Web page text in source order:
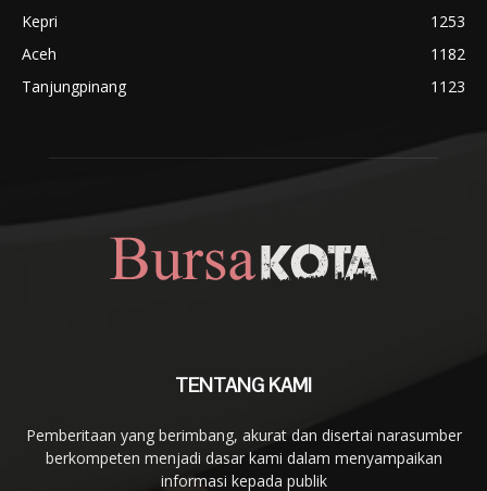
Kepri
1253
Aceh
1182
Tanjungpinang
1123
TENTANG KAMI
Pemberitaan yang berimbang, akurat dan disertai narasumber
berkompeten menjadi dasar kami dalam menyampaikan
informasi kepada publik